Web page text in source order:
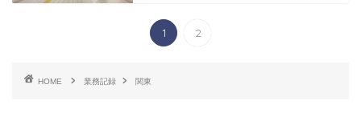
1 2
HOME 業務記録 関東